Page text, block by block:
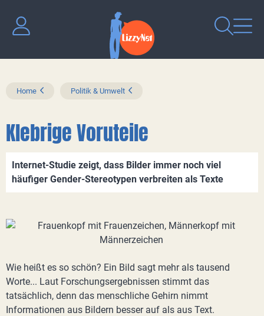
Home Politik & Umwelt
Klebrige Voruteile
Internet-Studie zeigt, dass Bilder immer noch viel
häufiger Gender-Stereotypen verbreiten als Texte
Wie heißt es so schön? Ein Bild sagt mehr als tausend
Worte... Laut Forschungsergebnissen stimmt das
tatsächlich, denn das menschliche Gehirn nimmt
Informationen aus Bildern besser auf als aus Text.